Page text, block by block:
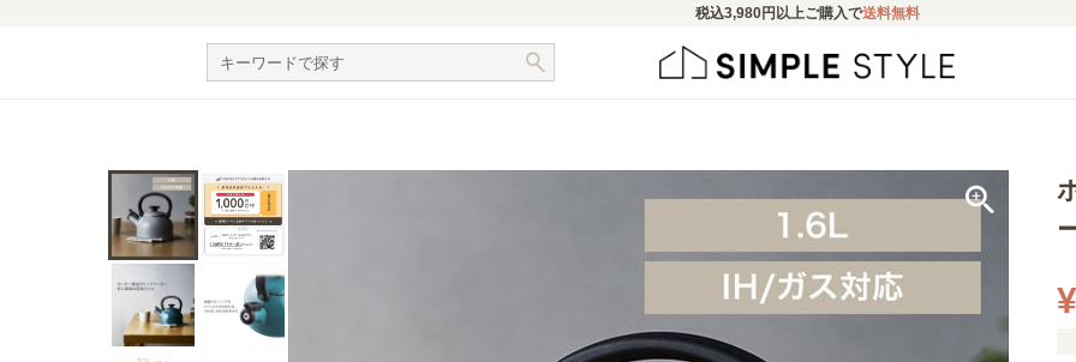
税込3,980円 以上ご購入で送料無料